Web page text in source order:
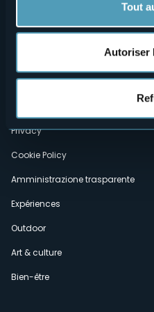
Tout
Autoriser
Menù
secondario
Où sommes-nous?
Privacy
Cookie Policy
Amministrazione trasparente
Expériences
Outdoor
Art & culture
Bien-être